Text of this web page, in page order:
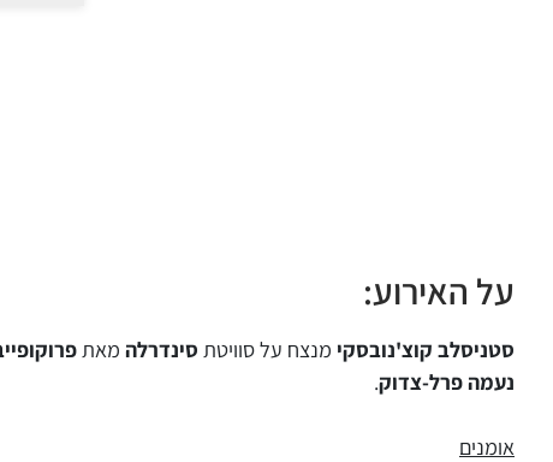
על האירוע:
סטניסלב קוצ'נובסקי מנצח על סוויטת סינדרלה מאת
נעמה פרל-צדוק.
אומנים